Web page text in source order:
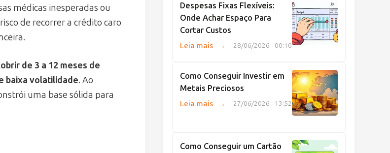
médicas inesperadas ou
de recorrer a crédito caro
de 3 a 12 meses de
baixa volatilidade. Ao
uma base sólida para
Despesas Fixas Flexíveis:
Onde Achar Espaço Para
Cortar Custos
28/06/2026 - 00:10
Leia mais →
Como Conseguir Investir em
Metais Preciosos
27/06/2026 - 13:52
Leia mais →
Como Conseguir um Cartão